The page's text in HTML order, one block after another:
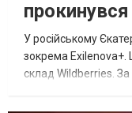
прокинувся
У російському
зокрема Exilenova+.
склад Wildberries.